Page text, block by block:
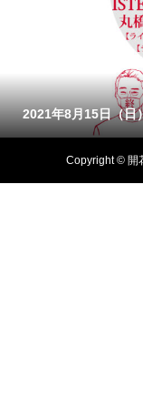
2021年8月15日（日
Copyright © 開